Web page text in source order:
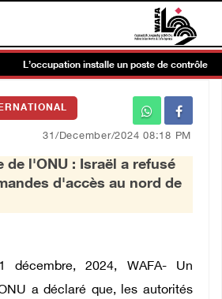
L’occupation installe un poste de contrôle
31/December/2024 08:18 PM
de l'ONU : Israël a refusé
d'accès au nord de
décembre, 2024, WAFA-
Un
a déclaré que, les autorités